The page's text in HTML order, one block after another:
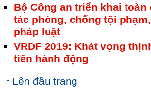
Bộ Công an triển khai toàn
tác phòng, chống tội
pháp luật
VRDF 2019: Khát vọng
tiên hành động
Lên đầu trang